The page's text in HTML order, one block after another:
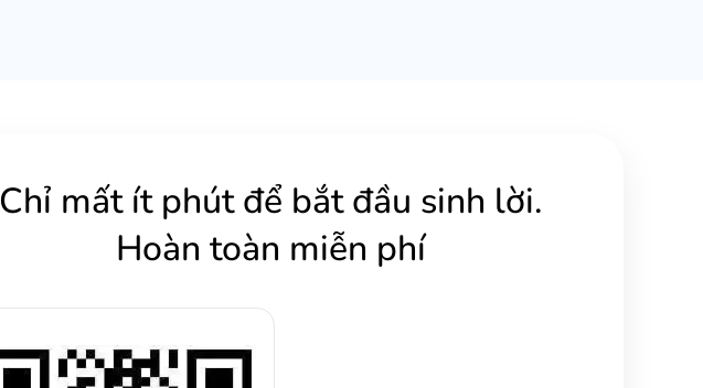
Chỉ mất ít phút để bắt đầu sinh lời.
Hoàn toàn miễn phí